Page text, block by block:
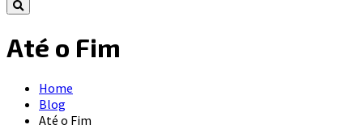
Até o Fim
Home
Blog
Até o Fim